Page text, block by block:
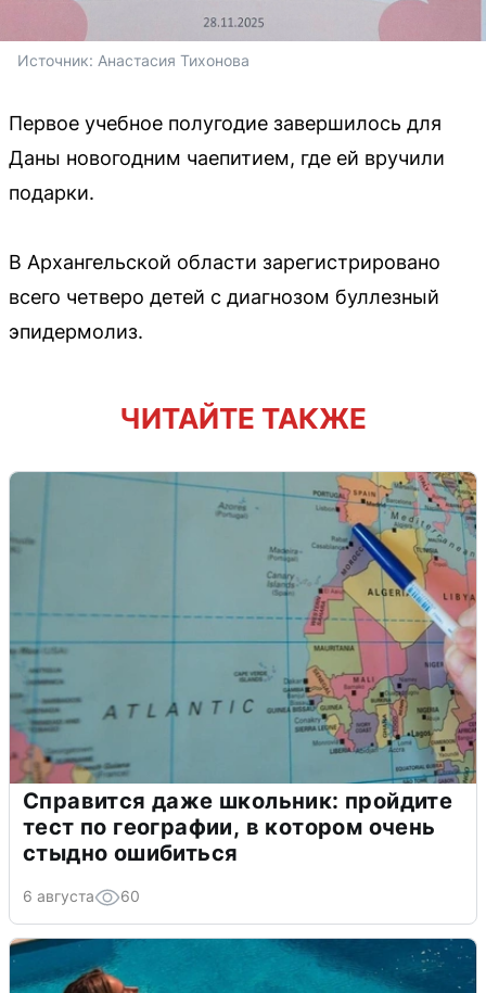
Источник: Анастасия Тихонова
Первое учебное полугодие завершилось для
Даны новогодним чаепитием, где ей вручили
подарки.
В Архангельской области зарегистрировано
всего четверо детей с диагнозом буллезный
эпидермолиз.
ЧИТАЙТЕ ТАКЖЕ
Справится даже школьник: пройдите
тест по географии, в котором очень
стыдно ошибиться
6 августа 60